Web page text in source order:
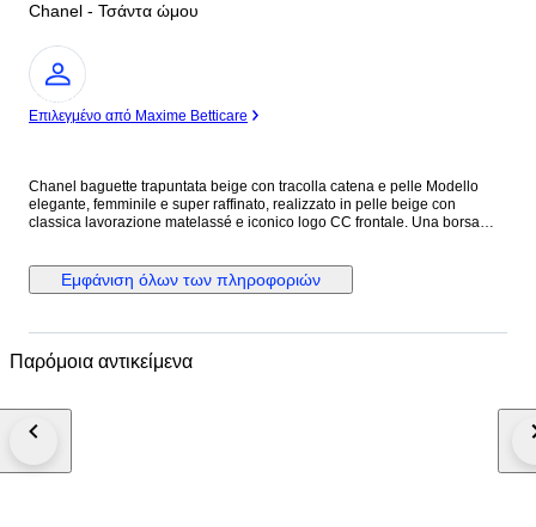
Chanel - Τσάντα ώμου
Ειδικός
Επιλεγμένο από Maxime Betticare
Chanel baguette trapuntata beige con tracolla catena e pelle Modello
elegante, femminile e super raffinato, realizzato in pelle beige con
classica lavorazione matelassé e iconico logo CC frontale. Una borsa
mentre la tracolla con intreccio pelle e catena aggiunge subito un tocco
luxury riconoscibile. Colore neutro e luminoso, facilissimo da abbinare in
Εμφάνιση όλων των πληροφοριών
Παρόμοια αντικείμενα